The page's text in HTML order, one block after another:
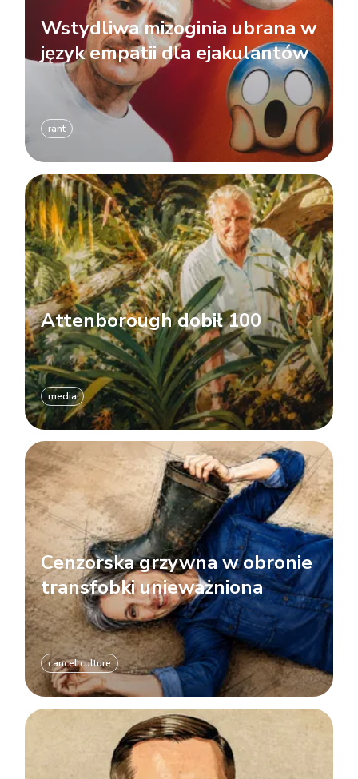
Wstydliwa mizoginia ubrana w
język empatii dla ejakulantów
rant
Attenborough dobił 100
media
Cenzorska grzywna w obronie
transfobki unieważniona
cancel culture